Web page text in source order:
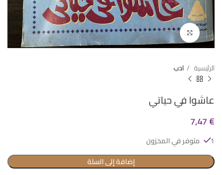
Click to enlarge
الرئيسية ادب
عاشوا في حياتي
7,47€
1 متوفر في المخزون
إضافة إلى السلة